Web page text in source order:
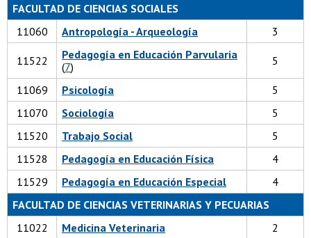
FACULTAD DE CIENCIAS SOCIALES
11060
Antropología - Arqueología 3
11522
Pedagogía en Educación Parvularia
(7) 5
11069 Psicología
5
11070
Sociología
5
11520
Trabajo Social
5
11528
Pedagogía en Educación Física
4
11529
Pedagogía en Educación Especial
4
FACULTAD DE CIENCIAS VETERINARIAS Y PECUARIAS
11022
Medicina Veterinaria 2